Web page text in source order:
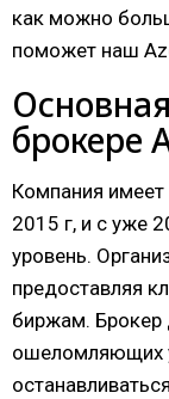
как можно
поможет наш
брокере
Компания
2015 г, и с уже
уровень.
предоставляя
биржам. Брокер
ошеломляющих